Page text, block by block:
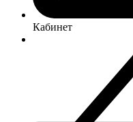
Кабинет